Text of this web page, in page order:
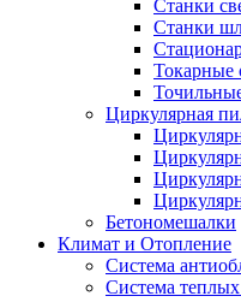
Станки
Станки
Токарные
Циркулярная
Бетономешалки
Климат и Отопление
Система
Система